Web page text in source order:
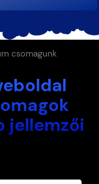
csomagunk
jellemzői